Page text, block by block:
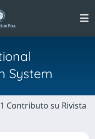
System
1 Contributo su Rivista